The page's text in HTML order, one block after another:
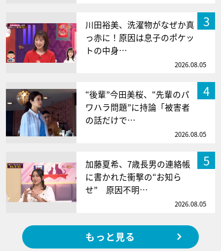
3
川田裕美、洗濯物がなぜか真
っ赤に！原因は息子のポケッ
トの中身…
2026.08.05
4
“後輩”今田美桜、“先輩のパ
ワハラ問題”に持論「被害者
の話だけで…
2026.08.05
5
加藤夏希、7歳長男の連絡帳
に書かれた衝撃の“お知ら
せ” 原因不明…
2026.08.05
もっと見る